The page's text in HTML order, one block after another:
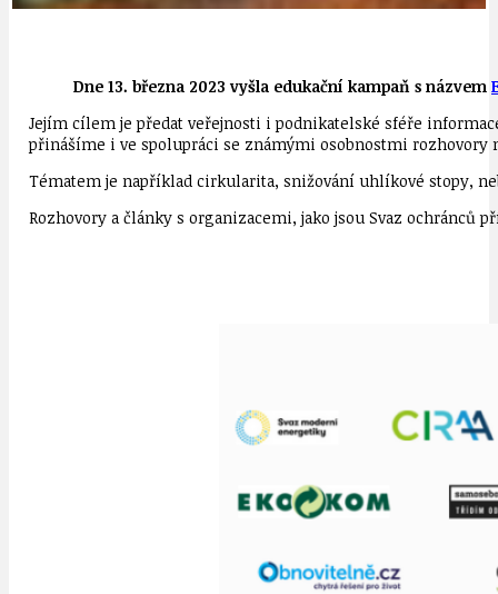
Dne 13. března 2023 vyšla edukační kampaň s názvem
Jejím cílem je předat veřejnosti i podnikatelské sféře
přinášíme i ve spolupráci se známými osobnostmi rozhovory
Tématem je například cirkularita, snižování uhlíkové stopy,
Rozhovory a články s organizacemi, jako jsou Svaz